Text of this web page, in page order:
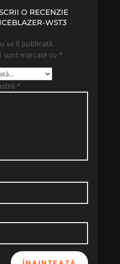
O RECENZIE
WST3
va fi publicată.
sunt marcate cu *
*